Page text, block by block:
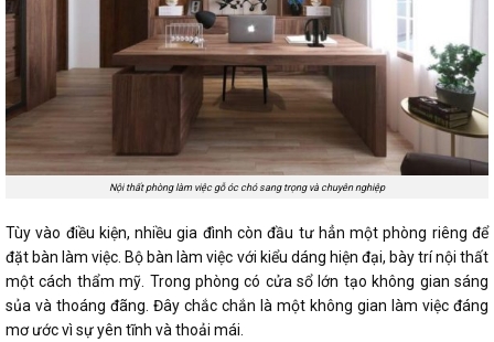
Nội thất phòng làm việc gỗ óc chó sang trọng và chuyên nghiệp
Tùy vào điều kiện, nhiều gia đình còn đầu tư hẳn một phòng riêng để
đặt bàn làm việc. Bộ bàn làm việc với kiểu dáng hiện đại, bày trí nội thất
một cách thẩm mỹ. Trong phòng có cửa sổ lớn tạo không gian sáng
sủa và thoáng đãng. Đây chắc chắn là một không gian làm việc đáng
mơ ước vì sự yên tĩnh và thoải mái.